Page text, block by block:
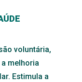
voluntária,
melhoria
Estimula a